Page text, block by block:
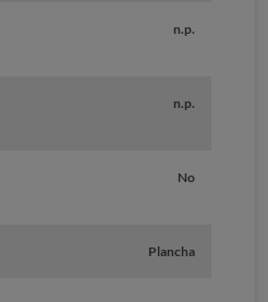
n.p.
n.p.
No
Plancha